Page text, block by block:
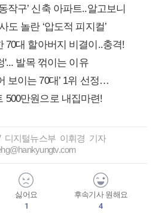
작구’ 신축 아파트..알고보니
도 놀란 ‘압도적 피지컬’
70대 할아버지 비결이..충격!
'... 발목 꺾이는 이유
보이는 70대’ 1위 선정…
500만원으로 내집마련!
디지털뉴스부 이휘경 기자
싫어요
1
후속기사 원해요
4